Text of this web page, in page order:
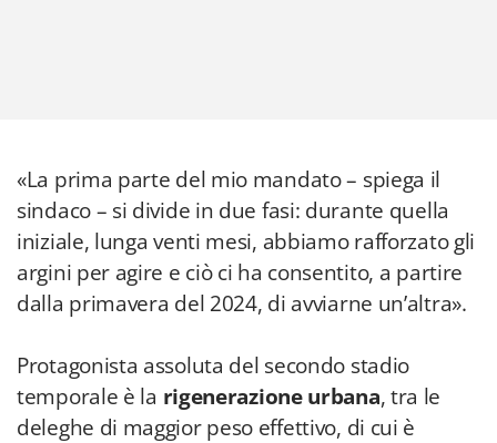
«La prima parte del mio mandato – spiega il
sindaco – si divide in due fasi: durante quella
iniziale, lunga venti mesi, abbiamo rafforzato gli
argini per agire e ciò ci ha consentito, a partire
dalla primavera del 2024, di avviarne un’altra».
Protagonista assoluta del secondo stadio
temporale è la rigenerazione urbana, tra le
deleghe di maggior peso effettivo, di cui è